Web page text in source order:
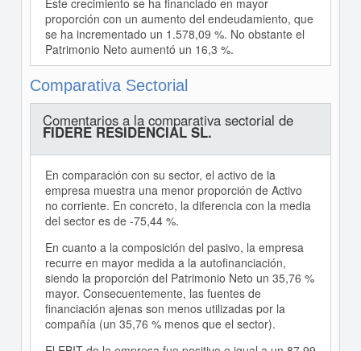
Este crecimiento se ha financiado en mayor
proporción con un aumento del endeudamiento, que
se ha incrementado un 1.578,09 %. No obstante el
Patrimonio Neto aumentó un 16,3 %.
Comparativa Sectorial
Comentarios a la comparativa sectorial de
FIDERE RESIDENCIAL SL.
En comparación con su sector, el activo de la
empresa muestra una menor proporción de Activo
no corriente. En concreto, la diferencia con la media
del sector es de -75,44 %.
En cuanto a la composición del pasivo, la empresa
recurre en mayor medida a la autofinanciación,
siendo la proporción del Patrimonio Neto un 35,76 %
mayor. Consecuentemente, las fuentes de
financiación ajenas son menos utilizadas por la
compañía (un 35,76 % menos que el sector).